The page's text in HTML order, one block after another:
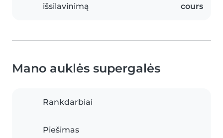
išsilavinimą
cours
Mano auklės supergalės
Rankdarbiai
Piešimas